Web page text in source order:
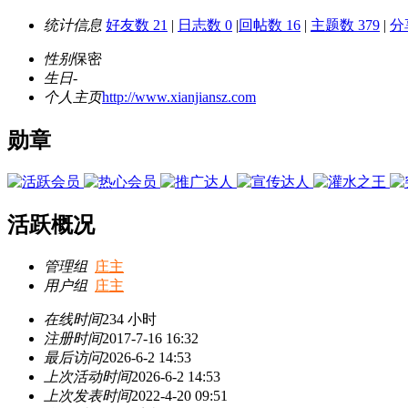
统计信息 好友数 21 | 日志数 0 |回帖数 16 | 主题数 379 | 分
性别保密
生日-
个人主页http://www.xianjiansz.com
勋章
活跃概况
管理组 庄主
用户组 庄主
在线时间234 小时
注册时间2017-7-16 16:32
最后访问2026-6-2 14:53
上次活动时间2026-6-2 14:53
上次发表时间2022-4-20 09:51